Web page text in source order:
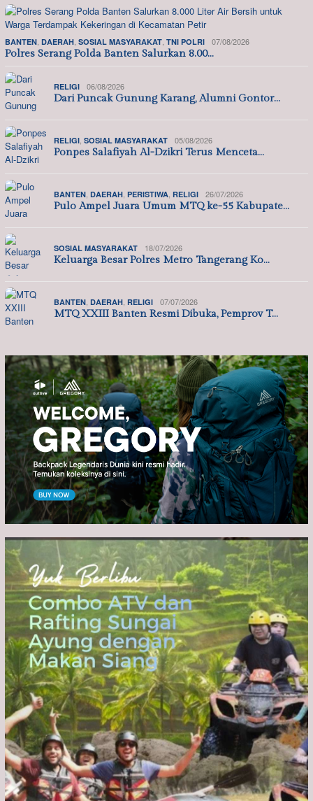
BANTEN DAERAH SOSIAL MASYARAKAT TNI POLRI 07/08/2026
Polres Serang Polda Banten Salurkan 8.00…
RELIGI 06/08/2026
Dari Puncak Gunung Karang, Alumni Gontor…
RELIGI SOSIAL MASYARAKAT 05/08/2026
Ponpes Salafiyah Al-Dzikri Terus Menceta…
BANTEN DAERAH PERISTIWA RELIGI 26/07/2026
Pulo Ampel Juara Umum MTQ ke-55 Kabupate…
SOSIAL MASYARAKAT 18/07/2026
Keluarga Besar Polres Metro Tangerang Ko…
BANTEN DAERAH RELIGI 07/07/2026
MTQ XXIII Banten Resmi Dibuka, Pemprov T…